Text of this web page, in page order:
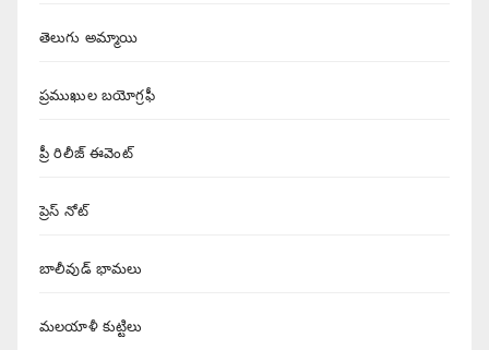
తెలుగు అమ్మాయి
ప్రముఖుల బయోగ్రఫీ
ప్రీ రిలీజ్ ఈవెంట్
ప్రెస్ నోట్
బాలీవుడ్ భామలు
మలయాళీ కుట్టిలు